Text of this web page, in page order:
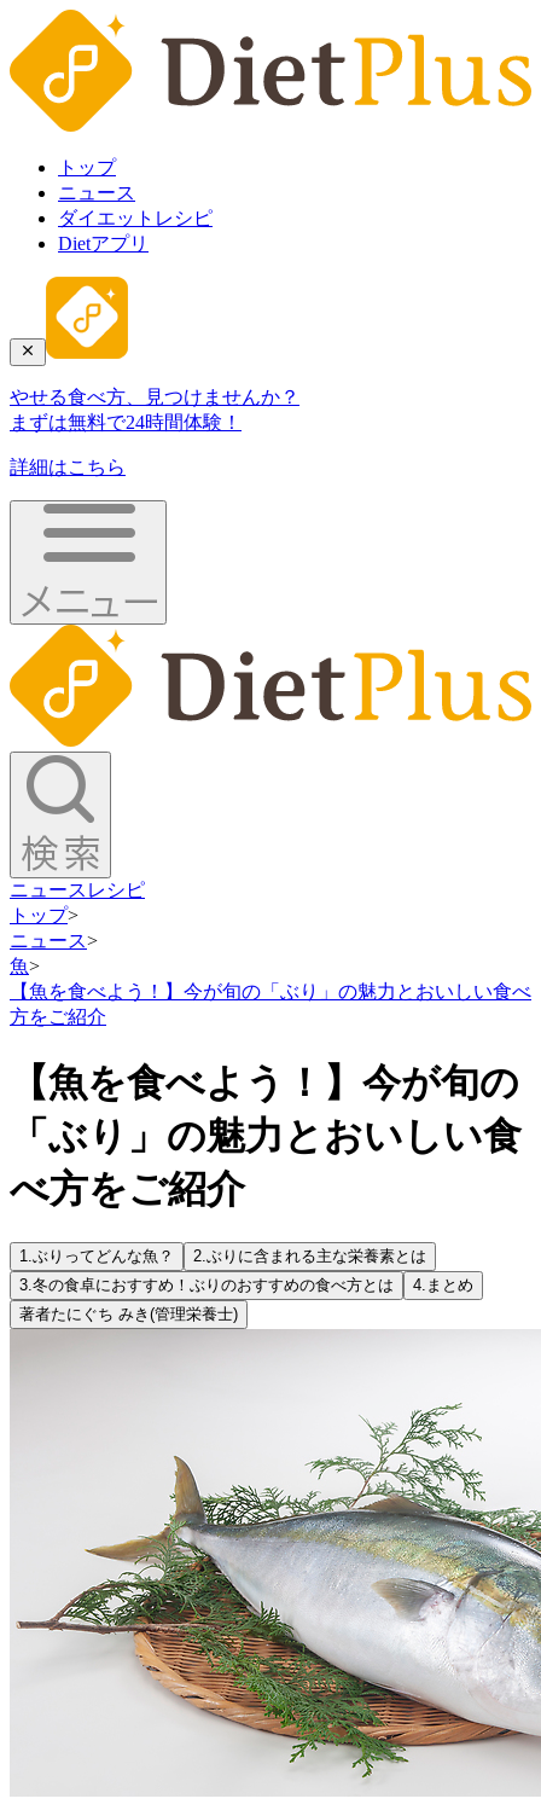
トップ
ニュース
ダイエットレシピ
Dietアプリ
やせる食べ方、見つけませんか？
まずは無料で24時間体験！
詳細はこちら
ニュース レシピ
トップ>
ニュース>
魚>
【魚を食べよう！】今が旬の「ぶり」の魅力とおいしい食べ
方をご紹介
【魚を食べよう！】今が旬の
「ぶり」の魅力とおいしい食
べ方をご紹介
1.ぶりってどんな魚？ 2.ぶりに含まれる主な栄養素とは
3.冬の食卓におすすめ！ぶりのおすすめの食べ方とは 4. まとめ
著者たにぐち みき (管理栄養士)